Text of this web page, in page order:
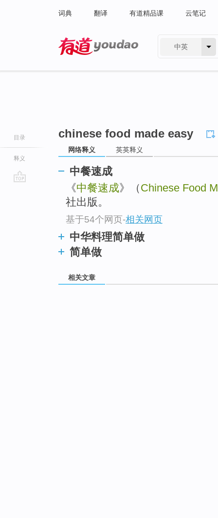
词典 翻译 有道精品课 云笔记
中英
目录
释义
chinese food made easy
网络释义 英英释义
中餐速成
《中餐速成》（Chinese Food
社出版。
基于54个网页-相关网页
中华料理简单做
简单做
相关文章